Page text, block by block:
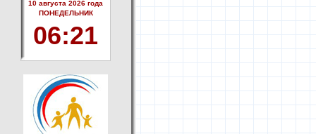
10 августа 2026 года
ПОНЕДЕЛЬНИК
06:21